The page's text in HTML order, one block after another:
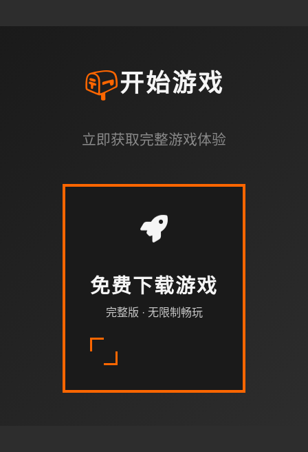
📪开始游戏
立即获取完整游戏体验
免费下载游戏
完整版 · 无限制畅玩